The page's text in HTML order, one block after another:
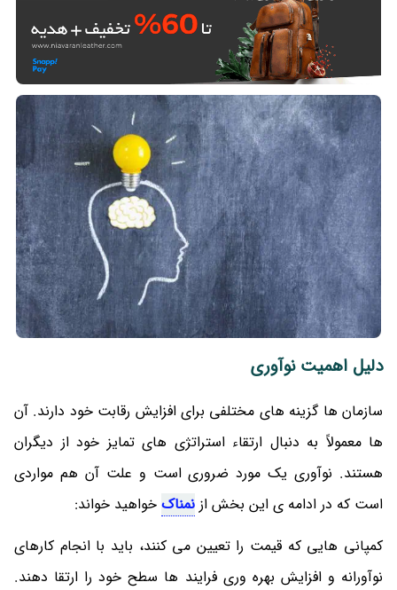
دلیل اهمیت نوآوری
سازمان ها گزینه های مختلفی برای افزایش رقابت خود دارند. آن
ها معمولاً به دنبال ارتقاء استراتژی های تمایز خود از دیگران
هستند. نوآوری یک مورد ضروری است و علت آن هم مواردی
است که در ادامه ی این بخش از نمناک خواهید خواند:
کمپانی هایی که قیمت را تعیین می کنند، باید با انجام کارهای
نوآورانه و افزایش بهره وری فرایند ها سطح خود را ارتقا دهند.